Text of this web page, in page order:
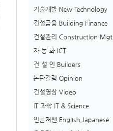
기술개발 New Technology
건설금융 Building Finance
건설관리 Construction Mgt.
자 동 화 ICT
건 설 인 Builders
논단칼럼 Opinion
건설영상 Video
IT 과학 IT & Science
인글저팬 English,Japanese